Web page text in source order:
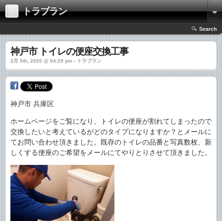
トラブラン
Search
神戸市 トイレの便座交換工事
2月 5th, 2020 @ 04:29 pm › トラブラン
神戸市 兵庫区
ホームページをご覧になり、トイレの便座が割れてしまったので
交換したいと考えているがどのタイプになりますか？とメールに
てお問い合わせ頂きました。既存のトイレの品番と写真数枚、新
しくする便座のご希望をメールにてやりとりさせて頂きました。